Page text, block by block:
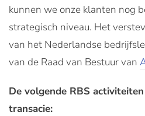
kunnen we onze klanten nog
strategisch niveau. Het
van het Nederlandse
van de Raad van Bestuur van
De volgende RBS
transacie: